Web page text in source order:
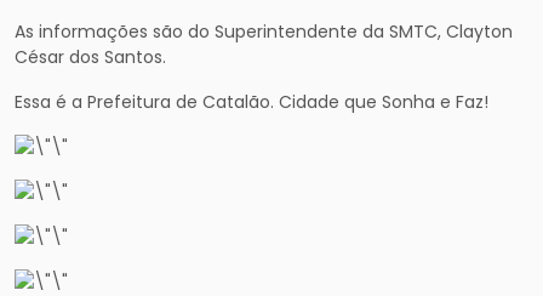
As informações são do Superintendente da SMTC, Clayton
César dos Santos.
Essa é a Prefeitura de Catalão. Cidade que Sonha e Faz!